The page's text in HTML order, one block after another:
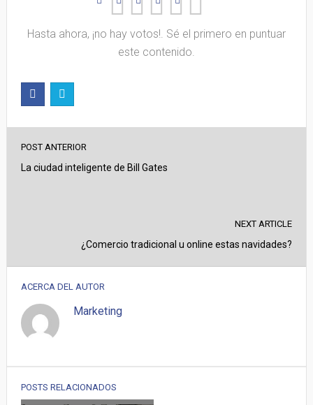
Hasta ahora, ¡no hay votos!. Sé el primero en puntuar
este contenido.
POST ANTERIOR
La ciudad inteligente de Bill Gates
NEXT ARTICLE
¿Comercio tradicional u online estas navidades?
ACERCA DEL AUTOR
Marketing
POSTS RELACIONADOS